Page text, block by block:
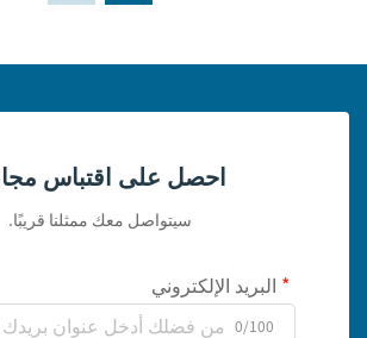
احصل على اقتباس
سيتواصل معك ممثلنا قريبًا.
البريد الإلكتروني
0/100